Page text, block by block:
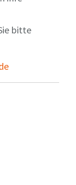
bitte